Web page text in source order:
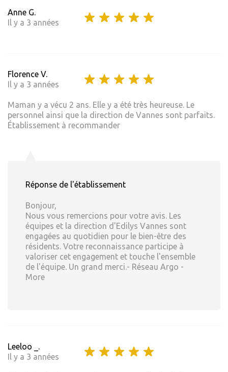
Anne G.
Il y a 3 années
Florence V.
Il y a 3 années
Maman y a vécu 2 ans. Elle y a été très heureuse. Le
personnel ainsi que la direction de Vannes sont parfaits.
Établissement à recommander
Réponse de l'établissement
Bonjour,
Nous vous remercions pour votre avis. Les
équipes et la direction d'Edilys Vannes sont
engagées au quotidien pour le bien-être des
résidents. Votre reconnaissance participe à
valoriser cet engagement et touche l'ensemble
de l'équipe. Un grand merci.- Réseau Argo -
More
Leeloo _.
Il y a 3 années